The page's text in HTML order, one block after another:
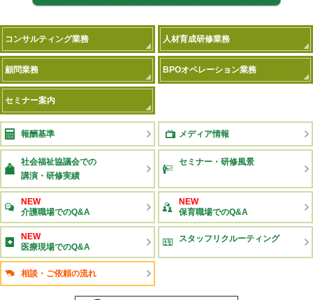
コンサルティング業務 人材育成研修業務
顧問業務 BPOオペレーション業務
セミナー案内
報酬基準 メディア情報
社会福祉協議会での
講演・研修実績
セミナー・研修風景
NEW
介護職場でのQ&A
NEW
保育職場でのQ&A
NEW
医療現場でのQ&A
スタッフリクルーティング
相談・ご依頼の流れ